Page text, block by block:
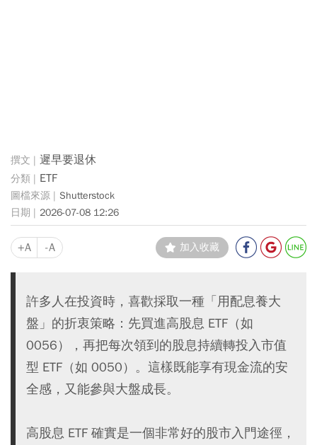
遲早要退休
ETF
Shutterstock
2026-07-08 12:26
+A -A 加入收藏
許多人在投資時，喜歡採取一種「用配息養大
盤」的折衷策略：先買進高股息 ETF（如
0056），再把每次領到的股息持續轉投入市值
型 ETF（如 0050）。這樣既能享有現金流的安
全感，又能參與大盤成長。
高股息 ETF 確實是一個非常好的股市入門途徑，